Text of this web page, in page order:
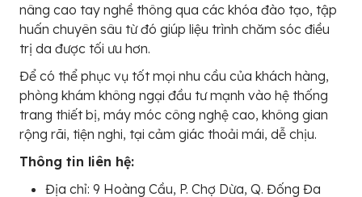
nâng cao tay nghề thông qua các khóa đào tạo, tập
huấn chuyên sâu từ đó giúp liệu trình chăm sóc điều
trị da được tối ưu hơn.
Để có thể phục vụ tốt mọi nhu cầu của khách hàng,
phòng khám không ngại đầu tư mạnh vào hệ thống
trang thiết bị, máy móc công nghệ cao, không gian
rộng rãi, tiện nghi, tại cảm giác thoải mái, dễ chịu.
Thông tin liên hệ:
Địa chỉ: 9 Hoàng Cầu, P. Chợ Dừa, Q. Đống Đa